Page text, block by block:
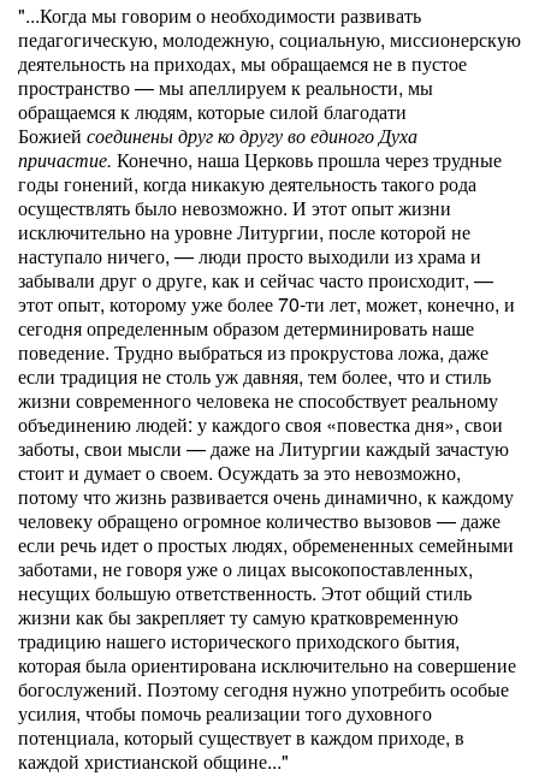
"...Когда мы говорим о необходимости развивать
педагогическую, молодежную, социальную, миссионерскую
деятельность на приходах, мы обращаемся не в пустое
пространство — мы апеллируем к реальности, мы
обращаемся к людям, которые силой благодати
Божией соединены друг ко другу во единого Духа
причастие. Конечно, наша Церковь прошла через трудные
годы гонений, когда никакую деятельность такого рода
осуществлять было невозможно. И этот опыт жизни
исключительно на уровне Литургии, после которой не
наступало ничего, — люди просто выходили из храма и
забывали друг о друге, как и сейчас часто происходит, —
этот опыт, которому уже более 70-ти лет, может, конечно, и
сегодня определенным образом детерминировать наше
поведение. Трудно выбраться из прокрустова ложа, даже
если традиция не столь уж давняя, тем более, что и стиль
жизни современного человека не способствует реальному
объединению людей: у каждого своя «повестка дня», свои
заботы, свои мысли — даже на Литургии каждый зачастую
стоит и думает о своем. Осуждать за это невозможно,
потому что жизнь развивается очень динамично, к каждому
человеку обращено огромное количество вызовов — даже
если речь идет о простых людях, обремененных семейными
заботами, не говоря уже о лицах высокопоставленных,
несущих большую ответственность. Этот общий стиль
жизни как бы закрепляет ту самую кратковременную
традицию нашего исторического приходского бытия,
которая была ориентирована исключительно на совершение
богослужений. Поэтому сегодня нужно употребить особые
усилия, чтобы помочь реализации того духовного
потенциала, который существует в каждом приходе, в
каждой христианской общине..."